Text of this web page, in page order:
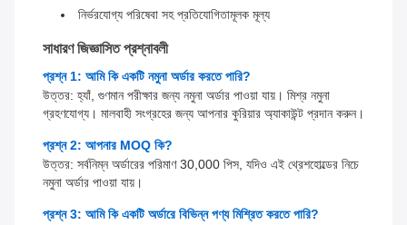
নির্ভরযোগ্য পরিষেবা সহ প্রতিযোগিতামূলক মূল্য
সাধারণ জিজ্ঞাসিত প্রশ্নাবলী
প্রশ্ন 1: আমি কি একটি নমুনা অর্ডার করতে পারি?
উত্তর: হ্যাঁ, গুণমান পরীক্ষার জন্য নমুনা অর্ডার পাওয়া যায়। মিশ্র নমুনা
গ্রহণযোগ্য। মালবাহী সংগ্রহের জন্য আপনার কুরিয়ার অ্যাকাউন্ট প্রদান করুন।
প্রশ্ন 2: আপনার MOQ কি?
উত্তর: সর্বনিম্ন অর্ডারের পরিমাণ 30,000 পিস, যদিও এই থ্রেশহোল্ডের নিচে
নমুনা অর্ডার পাওয়া যায়।
প্রশ্ন 3: আমি কি একটি অর্ডারে বিভিন্ন পণ্য মিশ্রিত করতে পারি?